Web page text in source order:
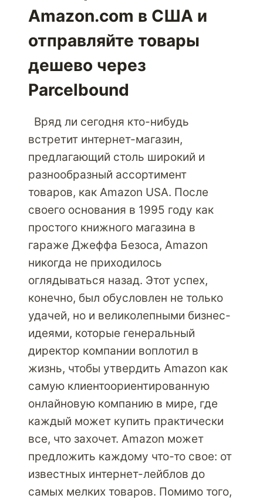
Amazon.com в США и
отправляйте товары
дешево через
Parcelbound
Вряд ли сегодня кто-нибудь
встретит интернет-магазин,
предлагающий столь широкий и
разнообразный ассортимент
товаров, как Amazon USA. После
своего основания в 1995 году как
простого книжного магазина в
гараже Джеффа Безоса, Amazon
никогда не приходилось
оглядываться назад. Этот успех,
конечно, был обусловлен не только
удачей, но и великолепными бизнес-
идеями, которые генеральный
директор компании воплотил в
жизнь, чтобы утвердить Amazon как
самую клиентоориентированную
онлайновую компанию в мире, где
каждый может купить практически
все, что захочет. Amazon может
предложить каждому что-то свое: от
известных интернет-лейблов до
самых мелких товаров. Помимо того,